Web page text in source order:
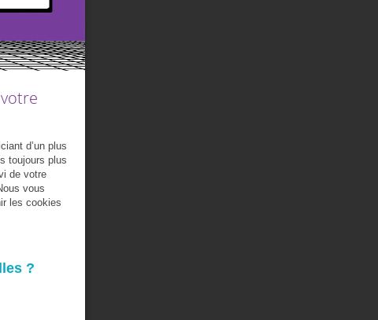
d’un plus
toujours plus
de votre
vous
les cookies
?